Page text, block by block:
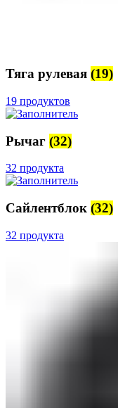
Тяга рулевая (19)
19 продуктов
Рычаг (32)
32 продукта
Сайлентблок (32)
32 продукта